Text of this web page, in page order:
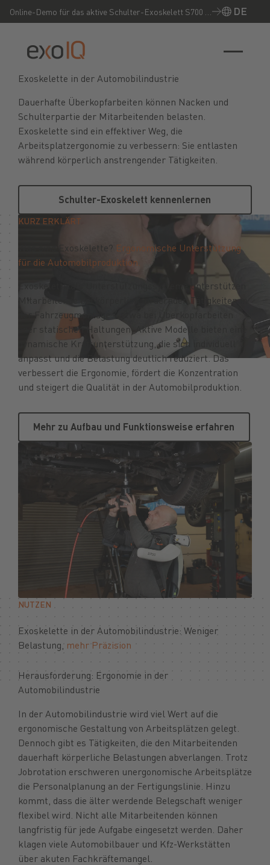
Online-Demo für das aktive Schulter-Exoskelett S700 –
Jetzt live erleben!
DE
Exoskelette in der Automobilindustrie
Dauerhafte Überkopfarbeiten können Nacken und
Schulterpartie der Mitarbeitenden belasten.
Exoskelette sind ein effektiver Weg, die
Arbeitsplatzergonomie zu verbessern: Sie entlasten
während körperlich anstrengender Tätigkeiten.
Schulter-Exoskelett
Schulter-Exoskelett kennenlernen
KURZ ERKLÄRT
Was sind Exoskelette? Ergonomische Unterstützung
für die Automobilproduktion.
Exoskelette als Unterstützungssysteme unterstützen
Mitarbeitende bei körperlich fordernden Tätigkeiten in
der Fahrzeugmontage – etwa bei Überkopfarbeiten
oder statischen Haltungen. Aktive Modelle bieten eine
dynamische Kraftunterstützung, die sich individuell
anpasst und die Belastung deutlich reduziert. Das
verbessert die Ergonomie, fördert die Konzentration
und steigert die Qualität in der Automobilproduktion.
Mehr zu Aufbau und
Mehr zu Aufbau und Funktionsweise erfahren
NUTZEN
Exoskelette in der Automobilindustrie: Weniger
Belastung, mehr Präzision
Herausforderung: Ergonomie in der
Automobilindustrie
In der Automobilindustrie wird viel Wert auf die
ergonomische Gestaltung von Arbeitsplätzen gelegt.
Dennoch gibt es Tätigkeiten, die den Mitarbeitenden
dauerhaft körperliche Belastungen abverlangen. Trotz
Jobrotation erschweren unergonomische Arbeitsplätze
die Personalplanung an der Fertigungslinie. Hinzu
kommt, dass die älter werdende Belegschaft weniger
flexibel wird. Nicht alle Mitarbeitenden können
langfristig für jede Aufgabe eingesetzt werden. Daher
klagen viele Automobilbauer und Kfz-Werkstätten
über akuten Fachkräftemangel.